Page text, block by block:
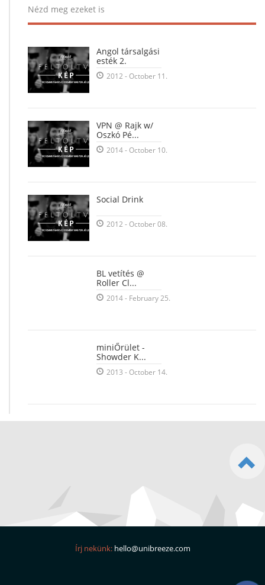
Nézd meg ezeket is
Angol társalgási
esték 2.
2012 - October 11.
VPN @ Rajk w/
Oszkó Pé...
2014 - October 10.
Social Drink
2012 - October 08.
BL vetítés @
Roller Cl...
2014 - February 25.
miniŐrület -
Showder K...
2013 - October 14.
Írj nekünk: hello@unibreeze.com